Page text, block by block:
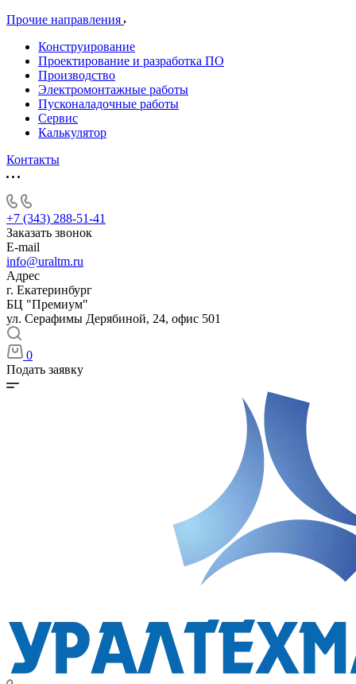
Прочие направления
Конструирование
Проектирование и разработка ПО
Производство
Электромонтажные работы
Пусконаладочные работы
Сервис
Калькулятор
Контакты
+7 (343) 288-51-41
Заказать звонок
E-mail
info@uraltm.ru
Адрес
г. Екатеринбург
БЦ "Премиум"
ул. Серафимы Дерябиной, 24, офис 501
0
Подать заявку